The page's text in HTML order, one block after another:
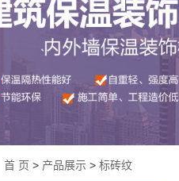
首 页 > 产品展示 > 标砖纹